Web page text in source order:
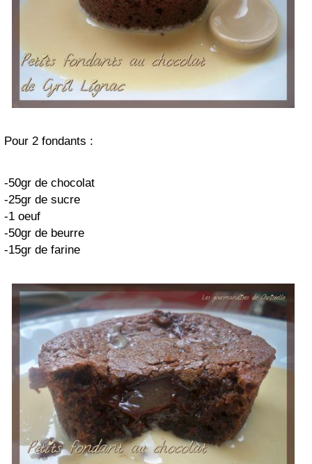
Pour 2 fondants :
-50gr de chocolat
-25gr de sucre
-1 oeuf
-50gr de beurre
-15gr de farine